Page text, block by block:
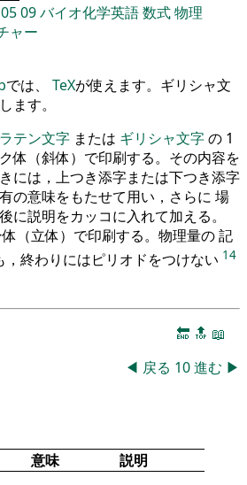
0509バイオ化学英語数式物理
ャー
では、 TeXが使えます。ギリシャ文
ます。
ラテン文字 または ギリシャ文字の 1
体（斜体）で印刷する。その内容を
には，上つき添字または下つき添字
の意味をもたせて用い，さらに 場
に説明をカッコに入れて加える。
（立体）で印刷する。物理量の 記
，終わりにはピリオドをつけない 14
🔚 🔝 📖
◀ 戻る 10進む ▶
意味 説明